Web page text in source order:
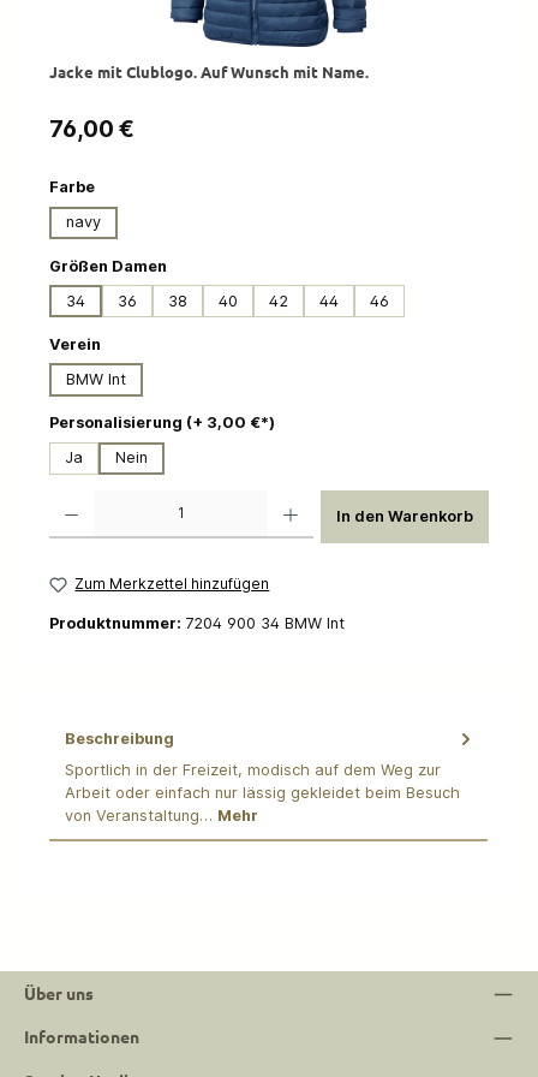
Jacke mit Clublogo. Auf Wunsch mit Name.
Regulärer Preis:
76,00 €
Farbeauswählen
navy
Größen Damen
34
36 38 40 42 44 46
Verein
BMW Int
Personalisierung (+ 3,00 €*)
Ja
Nein
In den Warenkorb
Zum Merkzettel hinzufügen
Produktnummer: 7204 900 34 BMW Int
Beschreibung
Sportlich in der Freizeit, modisch auf dem Weg zur
Arbeit oder einfach nur lässig gekleidet beim Besuch
von Veranstaltung… Mehr
Über uns
Informationen